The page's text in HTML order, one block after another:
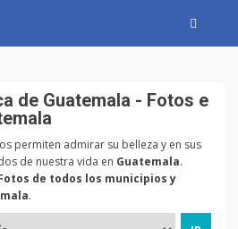
de Guatemala - Fotos e
permiten admirar su belleza y en sus
de nuestra vida en Guatemala.
de todos los municipios y
.